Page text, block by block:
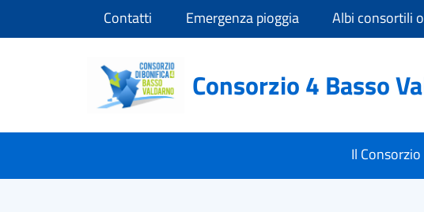
Contatti Emergenza pioggia Albi consortili
Consorzio 4 Basso
Il Consorzio